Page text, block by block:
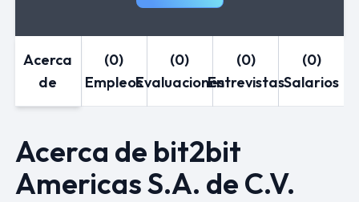
Acerca
de
(0)
Empleos
(0)
Evaluaciones
(0)
Entrevistas
(0)
Salarios
Acerca de bit2bit
Americas S.A. de C.V.